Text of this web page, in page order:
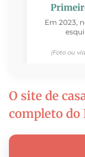
Em 2023,
(Foto ou
O site de
completo do